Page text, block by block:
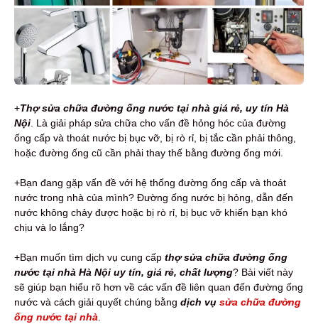
+Thợ sửa chữa đường ống nước tại nhà giá rẻ, uy tín Hà
Nội . Là giải pháp sửa chữa cho vấn đề hỏng hóc của đường
ống cấp và thoát nước bị bục vỡ, bị rò rỉ, bị tắc cần phải thông,
hoặc đường ống cũ cần phải thay thế bằng đường ống mới.
+Bạn đang gặp vấn đề với hệ thống đường ống cấp và thoát
nước trong nhà của mình? Đường ống nước bị hỏng, dẫn đến
nước không chảy được hoặc bị rò rỉ, bị bục vỡ khiến bạn khó
chịu và lo lắng?
+Bạn muốn tìm dịch vụ cung cấp thợ sửa chữa đường ống
nước tại nhà Hà Nội uy tín, giá rẻ, chất lượng? Bài viết này
sẽ giúp bạn hiểu rõ hơn về các vấn đề liên quan đến đường ống
nước và cách giải quyết chúng bằng dịch vụ sửa chữa đường
ống nước tại nhà